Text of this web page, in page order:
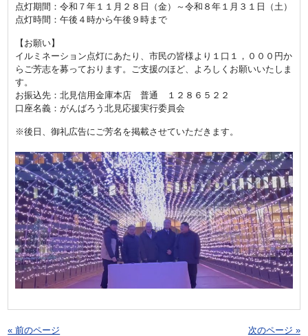
点灯期間：令和７年１１月２８日（金）～令和８年１月３１日（土）
点灯時間：午後４時から午後９時まで
【お願い】
イルミネーション点灯にあたり、市民の皆様より１口１，０００円か
らご芳志を募っております。ご支援のほど、よろしくお願いいたしま
す。
お振込先：北見信用金庫本店 普通 １２８６５２２
口座名義：がんばろう北見応援実行委員会
※後日、御礼広告にご芳名を掲載させていただきます。
« 前のページ 次のページ »